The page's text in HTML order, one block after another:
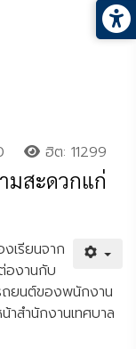
ฮิต: 11299
มสะดวกแก่
เรียนจาก
องานกับ
ถยนต์ของพนักงาน
สำนักงานเทศบาล